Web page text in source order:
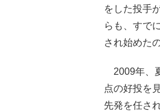
をした投手
らも、すで
され始めた
2009年、
点の好投を
先発を任さ